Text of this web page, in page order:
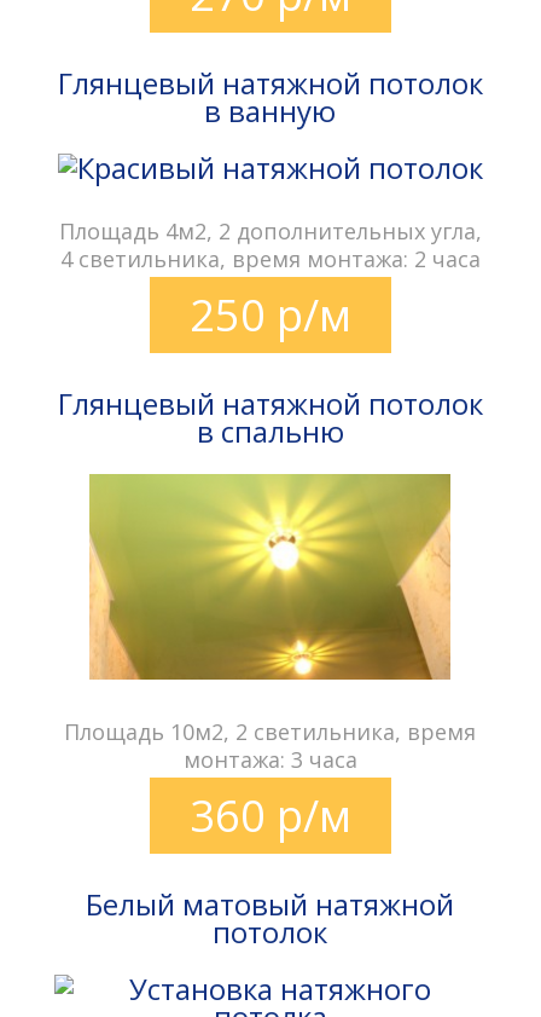
Глянцевый натяжной потолок
в ванную
Площадь 4м2, 2 дополнительных угла,
4 светильника, время монтажа: 2 часа
250 р/м
Глянцевый натяжной потолок
в спальню
Площадь 10м2, 2 светильника, время
монтажа: 3 часа
360 р/м
Белый матовый натяжной
потолок